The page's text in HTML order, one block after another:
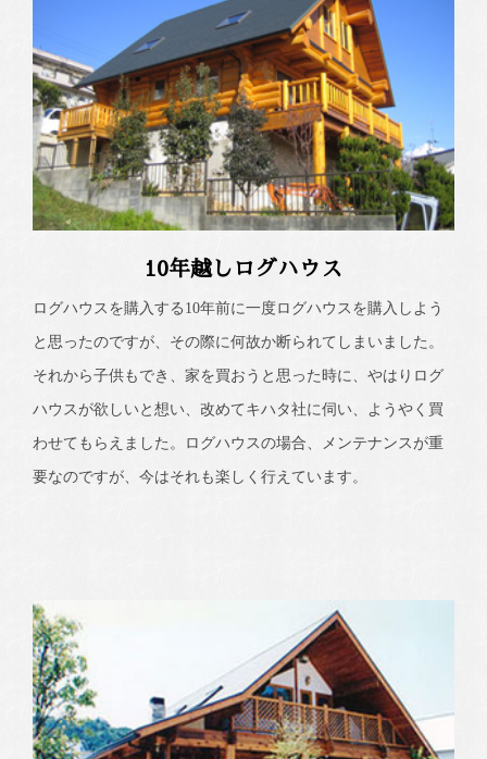
10年越しログハウス
ログハウスを購入する10年前に一度ログハウスを購入しよう
と思ったのですが、その際に何故か断られてしまいました。
それから子供もでき、家を買おうと思った時に、やはりログ
ハウスが欲しいと想い、改めてキハタ社に伺い、ようやく買
わせてもらえました。ログハウスの場合、メンテナンスが重
要なのですが、今はそれも楽しく行えています。